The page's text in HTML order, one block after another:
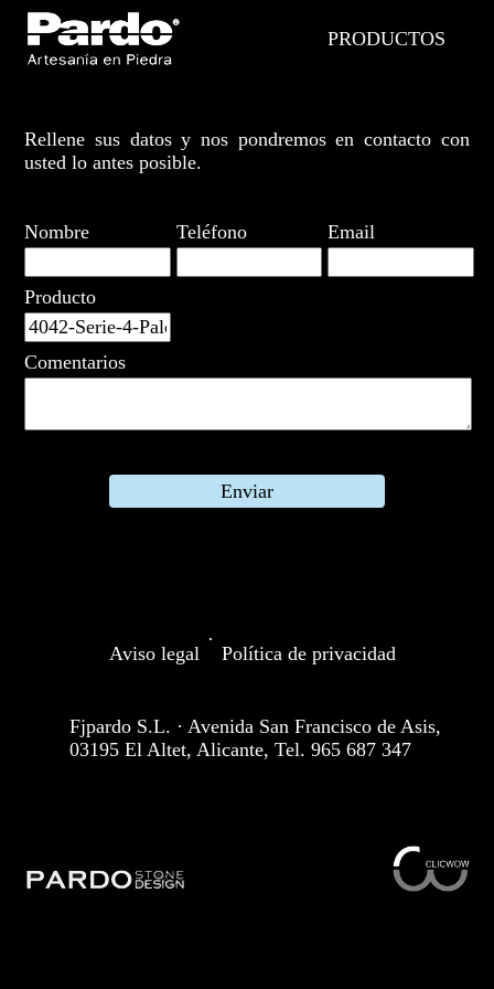
PRODUCTOS
Rellene sus datos y nos pondremos en contacto con
usted lo antes posible.
Nombre Teléfono Email
Producto
Comentarios
Enviar
Aviso legal
·
Política de privacidad
Fjpardo S.L. · Avenida San Francisco de Asis,
03195 El Altet, Alicante, Tel. 965 687 347